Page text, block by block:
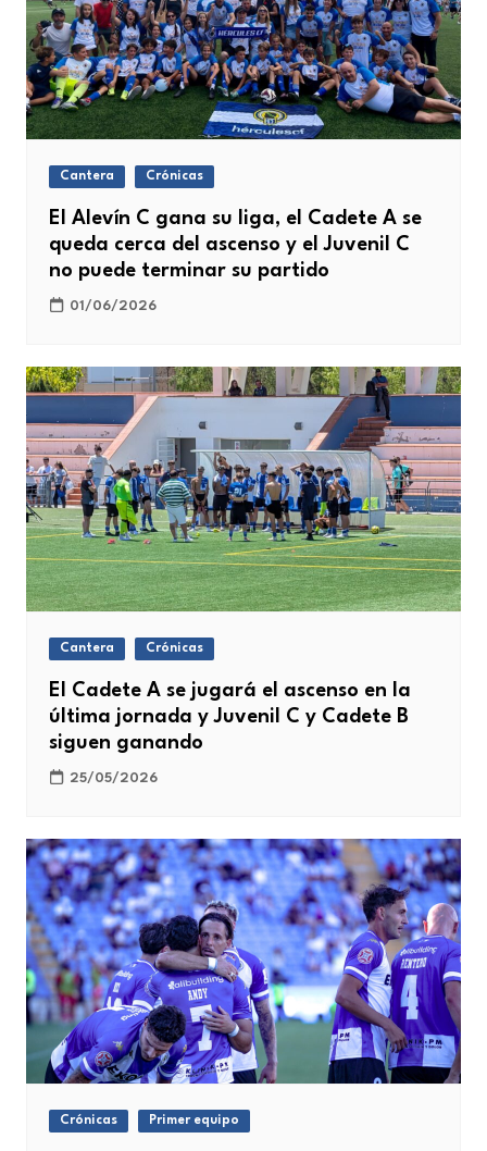
Cantera Crónicas
El Alevín C gana su liga, el Cadete A se
queda cerca del ascenso y el Juvenil C
no puede terminar su partido
01/06/2026
Cantera Crónicas
El Cadete A se jugará el ascenso en la
última jornada y Juvenil C y Cadete B
siguen ganando
25/05/2026
Crónicas Primer equipo